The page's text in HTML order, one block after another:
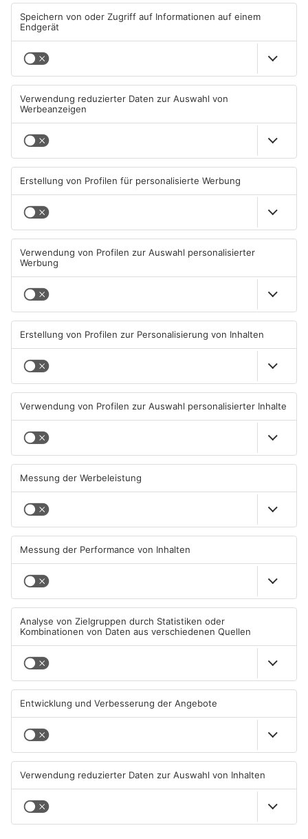
Mehr aus
Primaveraland
TOPNEWS
Schwimmbäder im
Primaveraland weisen teils
erhebliche Mängel auf
06.08.2026, 06:37 UHR IN
TOPNEWS
Waldbrandgefahr im
Primaveraland bleibt
06.08.2026, 06:34 UHR IN
Brände in Seligenstadt,
Hanau und Kahl
05.08.2026, 06:36 UHR IN
PRIMAVERALAND
Gewässer im Primaveraland
leiden unter Trockenheit
04.08.2026, 15:07 UHR IN
Kliniken im Primaveraland
melden mehr Patienten
durch Hitze
04.08.2026, 07:50 UHR IN
PRIMAVERALAND
Schüsse in Langenselbold,
PRIMAVERALAND